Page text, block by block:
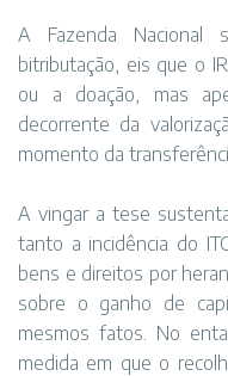
A Fazenda Nacional
bitributação, eis que o
ou a doação, mas
decorrente da
momento da
A vingar a tese
tanto a incidência do
bens e direitos por
sobre o ganho de
mesmos fatos. No
medida em que o